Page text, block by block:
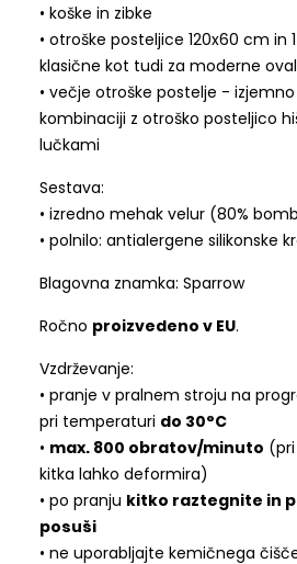
• koške in zibke
• otroške posteljice 120x60 cm in
klasične kot tudi za moderne
• večje otroške postelje -
kombinaciji z otroško posteljico
lučkami
Sestava:
• izredno mehak velur (80%
• polnilo: antialergene silikonske
Blagovna znamka: Sparrow
Ročno proizvedeno v EU.
Vzdrževanje:
• pranje v pralnem stroju na
pri temperaturi do 30°C
• max. 800 obratov/minuto
kitka lahko deformira)
• po pranju kitko raztegnite in
posuši
• ne uporabljajte kemičnega